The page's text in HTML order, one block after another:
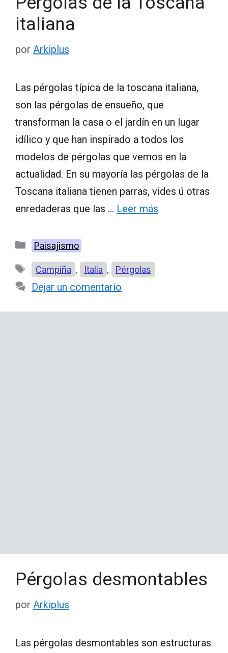
italiana
por Arkiplus
Las pérgolas típica de la toscana italiana,
son las pérgolas de ensueño, que
transforman la casa o el jardín en un lugar
idílico y que han inspirado a todos los
modelos de pérgolas que vemos en la
actualidad. En su mayoría las pérgolas de la
Toscana italiana tienen parras, vides ú otras
enredaderas que las … Leer más
Categorías
Paisajismo
Etiquetas
Campiña , Italia , Pérgolas
Dejar un comentario
Pérgolas desmontables
por Arkiplus
Las pérgolas desmontables son estructuras